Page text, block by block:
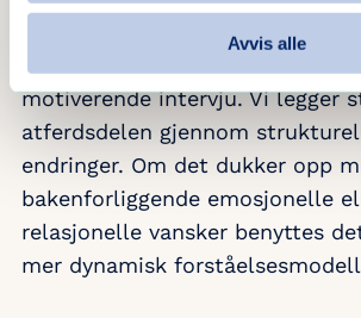
Avvis alle
Behandlingstilnærmingen er
motiverende intervju. Vi legger
atferdsdelen gjennom
endringer. Om det dukker opp
bakenforliggende emosjonelle
relasjonelle vansker benyttes
mer dynamisk